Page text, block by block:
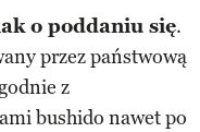
o poddaniu się.
przez państwową
z
bushido nawet po